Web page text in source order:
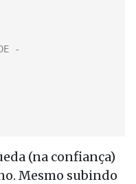
(na confiança)
Mesmo subindo